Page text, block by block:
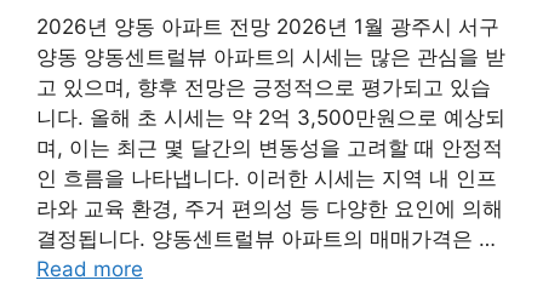
2026년 양동 아파트 전망 2026년 1월 광주시 서구
양동 양동센트럴뷰 아파트의 시세는 많은 관심을 받
고 있으며, 향후 전망은 긍정적으로 평가되고 있습
니다. 올해 초 시세는 약 2억 3,500만원으로 예상되
며, 이는 최근 몇 달간의 변동성을 고려할 때 안정적
인 흐름을 나타냅니다. 이러한 시세는 지역 내 인프
라와 교육 환경, 주거 편의성 등 다양한 요인에 의해
결정됩니다. 양동센트럴뷰 아파트의 매매가격은 …
Read more